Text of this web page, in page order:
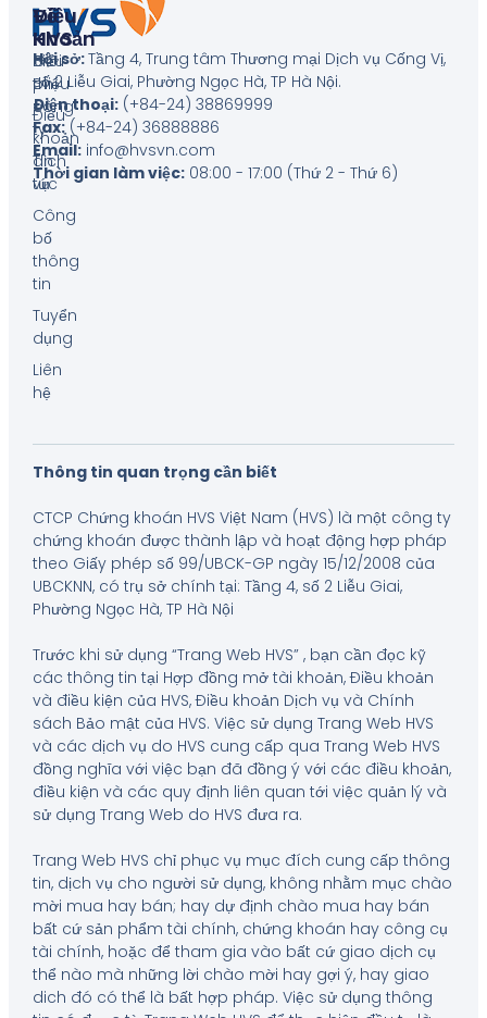
Hội sở:Tầng 4, Trung tâm Thương mại Dịch vụ Cống Vị,
số 2 Liễu Giai, Phường Ngọc Hà, TP Hà Nội.
Điện thoại:(+84-24) 38869999
Fax:(+84-24) 36888886
Email:info@hvsvn.com
Thời gian làm việc:08:00 - 17:00 (Thứ 2 - Thứ 6)
Về
HVS
Giới
thiệu
công
ty
Tin
tức
Công
bố
thông
tin
Tuyển
dụng
Liên
hệ
Điều
Khoản
Biểu
phí
Điều
khoản
dịch
vụ
Thông tin quan trọng cần biết
CTCP Chứng khoán HVS Việt Nam (HVS) là một công ty
chứng khoán được thành lập và hoạt động hợp pháp
theo Giấy phép số 99/UBCK-GP ngày 15/12/2008 của
UBCKNN, có trụ sở chính tại: Tầng 4, số 2 Liễu Giai,
Phường Ngọc Hà, TP Hà Nội
Trước khi sử dụng “Trang Web HVS” , bạn cần đọc kỹ
các thông tin tại Hợp đồng mở tài khoản, Điều khoản
và điều kiện của HVS, Điều khoản Dịch vụ và Chính
sách Bảo mật của HVS. Việc sử dụng Trang Web HVS
và các dịch vụ do HVS cung cấp qua Trang Web HVS
đồng nghĩa với việc bạn đã đồng ý với các điều khoản,
điều kiện và các quy định liên quan tới việc quản lý và
sử dụng Trang Web do HVS đưa ra.
Trang Web HVS chỉ phục vụ mục đích cung cấp thông
tin, dịch vụ cho người sử dụng, không nhằm mục chào
mời mua hay bán; hay dự định chào mua hay bán
bất cứ sản phẩm tài chính, chứng khoán hay công cụ
tài chính, hoặc để tham gia vào bất cứ giao dịch cụ
thể nào mà những lời chào mời hay gợi ý, hay giao
dich đó có thể là bất hợp pháp. Việc sử dụng thông